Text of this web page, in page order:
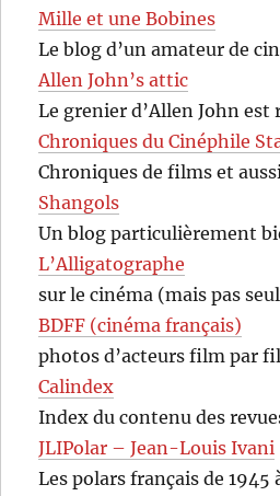
Mille et une Bobines
Le blog d’un amateur de
Allen John’s attic
Le grenier d’Allen John est
Chroniques du Cinéphile
Chroniques de films et
Shangols
Un blog particulièrement
L’Alligatographe
sur le cinéma (mais pas
BDFF (cinéma français)
photos d’acteurs film par
Calindex
Index du contenu des
JLIPolar – Jean-Louis Ivani
Les polars français de 1945